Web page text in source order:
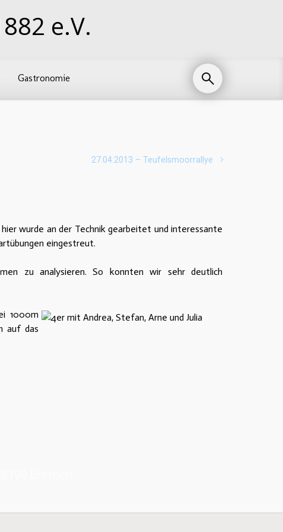
e.V.
Gastronomie
27.04.2013 – Teufelsmoorrallye
wurde an der Technik gearbeitet und interessante
eingestreut.
zu analysieren. So konnten wir sehr deutlich
1000m
auf das